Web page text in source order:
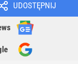
UDOSTĘPNIJ